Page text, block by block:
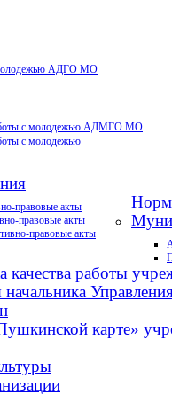
правовые акты
правовые акты
правовые акты
качества работы
карте»